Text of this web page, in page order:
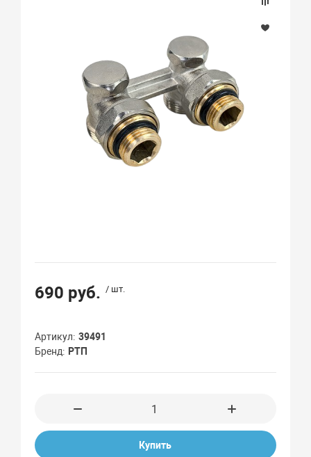
690 руб. / шт.
Артикул 39491
Бренд
РТП
Купить